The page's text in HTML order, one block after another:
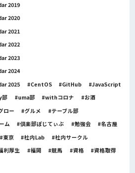
2019
2020
2021
2022
2023
2024
2025
CentOS GitHub
JavaScript
部 uma部 withコロナ
お酒
ロー グルメ
テーブル部
ム 倶楽部ぽじてぃぶ 勉強会
名古屋
東京 社内Lab
社内サークル
利厚生 福岡 競馬 資格
資格取得